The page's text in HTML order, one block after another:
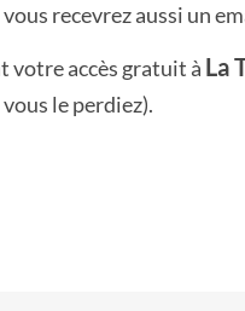
recevrez aussi un
votre accès gratuit à La
le perdiez).